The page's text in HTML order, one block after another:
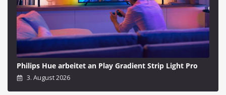
Philips Hue arbeitet an Play Gradient Strip Light Pro
3. August 2026